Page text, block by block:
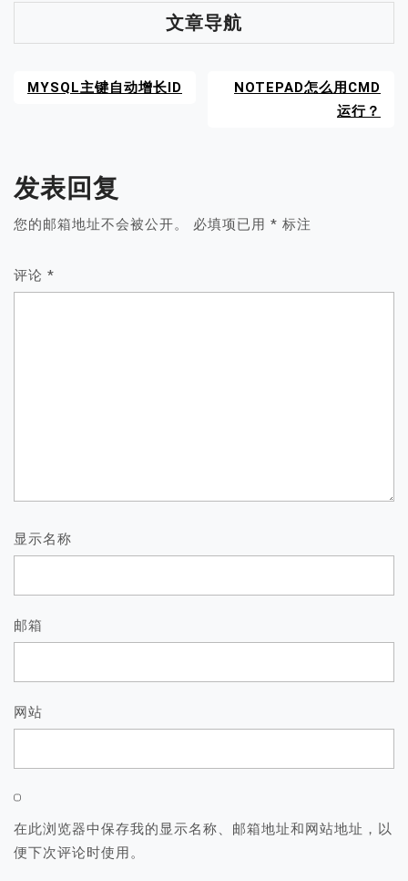
文章导航
MYSQL主键自动增长ID
NOTEPAD怎么用CMD
运行？
发表回复
您的邮箱地址不会被公开。 必填项已用 * 标注
评论 *
显示名称
邮箱
网站
在此浏览器中保存我的显示名称、邮箱地址和网站地址，以
便下次评论时使用。